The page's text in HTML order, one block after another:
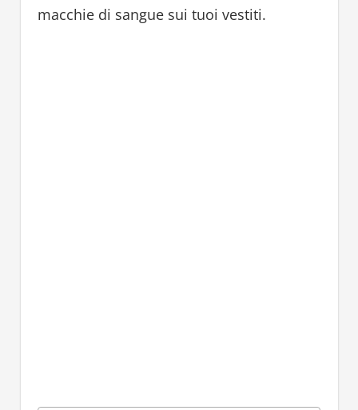
macchie di sangue sui tuoi vestiti.